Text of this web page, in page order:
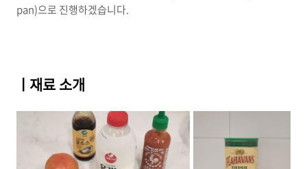
pan)으로 진행하겠습니다.
ㅣ재료 소개